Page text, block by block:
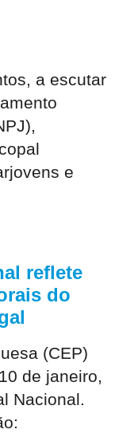
a escutar
e
reflete
do
(CEP)
de janeiro,
Nacional.